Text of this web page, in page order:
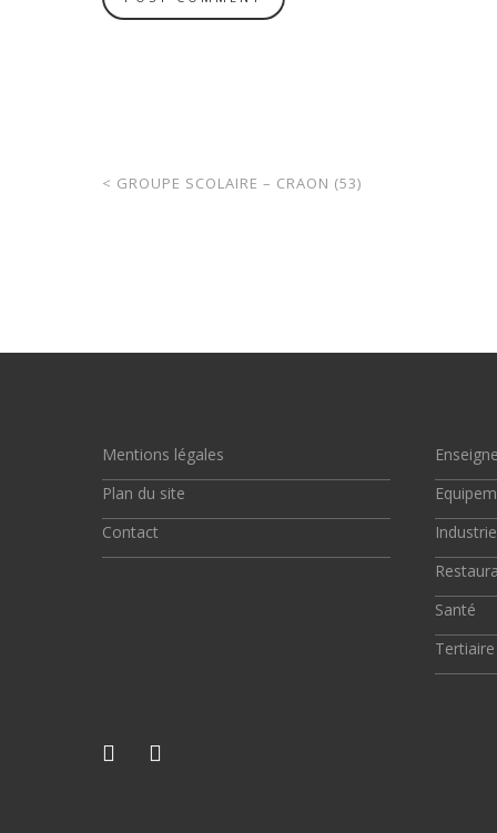
< GROUPE SCOLAIRE – CRAON (53)
Mentions légales
Plan du site
Contact
Santé
Tertiaire